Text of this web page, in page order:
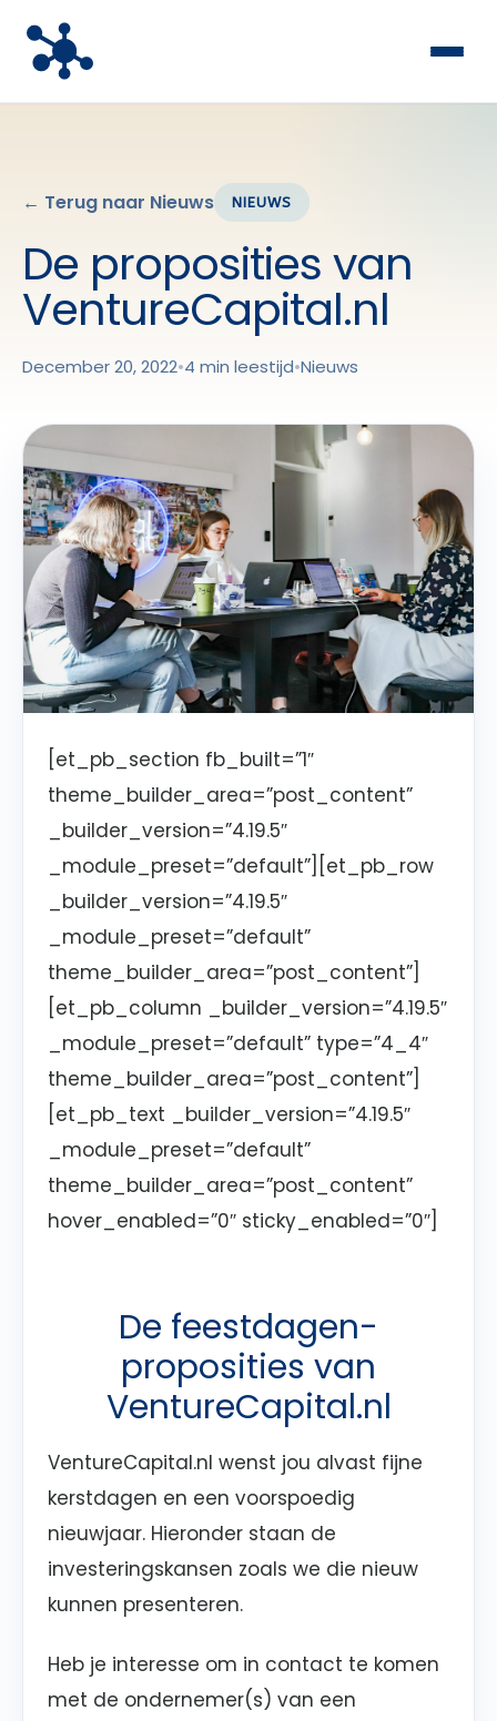
← Terug naar Nieuws NIEUWS
De proposities van
VentureCapital.nl
December 20, 2022•4 min leestijd•Nieuws
[et_pb_section fb_built=”1″
theme_builder_area=”post_content”
_builder_version=”4.19.5″
_module_preset=”default”][et_pb_row
_builder_version=”4.19.5″
_module_preset=”default”
theme_builder_area=”post_content”]
[et_pb_column _builder_version=”4.19.5″
_module_preset=”default” type=”4_4″
theme_builder_area=”post_content”]
[et_pb_text _builder_version=”4.19.5″
_module_preset=”default”
theme_builder_area=”post_content”
hover_enabled=”0″ sticky_enabled=”0″]
De feestdagen-
proposities van
VentureCapital.nl
VentureCapital.nl wenst jou alvast fijne
kerstdagen en een voorspoedig
nieuwjaar. Hieronder staan de
investeringskansen zoals we die nieuw
kunnen presenteren.
Heb je interesse om in contact te komen
met de ondernemer(s) van een